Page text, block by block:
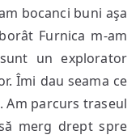
bocanci buni aşa
Furnica m-am
un explorator
Îmi dau seama ce
Am parcurs traseul
merg drept spre